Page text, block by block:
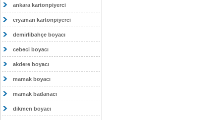
ankara kartonpiyerci
eryaman kartonpiyerci
demirlibahçe boyacı
cebeci boyacı
akdere boyacı
mamak boyacı
mamak badanacı
dikmen boyacı